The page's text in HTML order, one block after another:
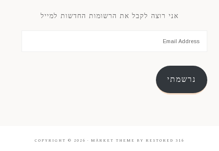
אני רוצה לקבל את הרשומות החדשות למייל
נרשמתי
COPYRIGHT © 2026 · MARKET THEME BY RESTORED 316